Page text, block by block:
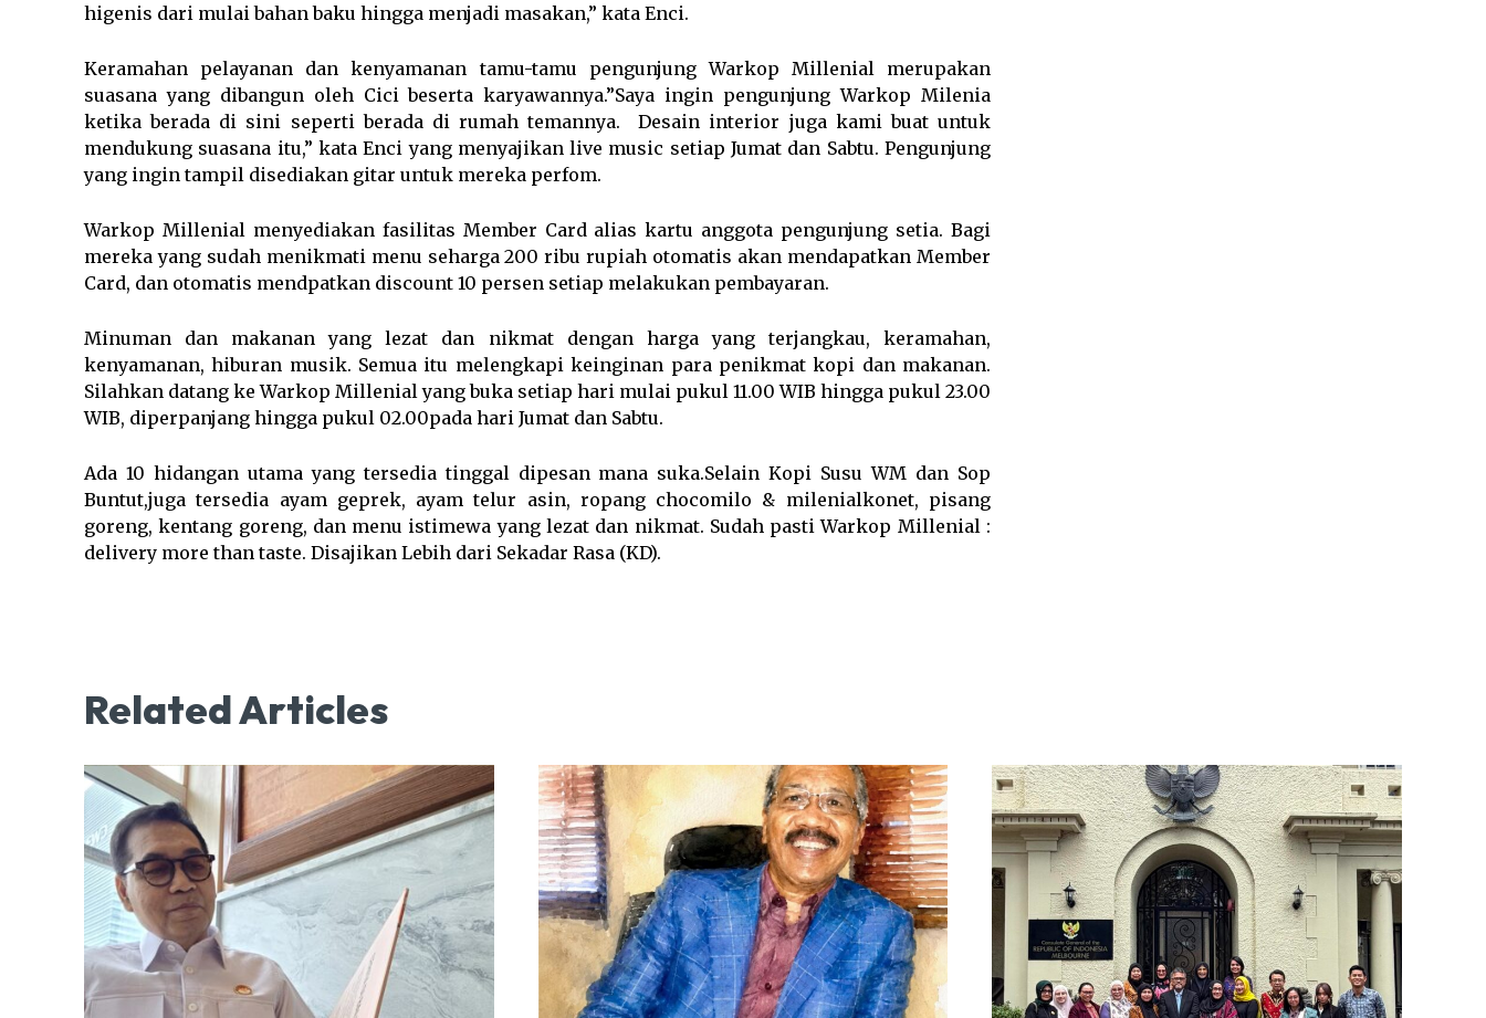
higenis dari mulai bahan baku hingga menjadi masakan,” kata Enci.
Keramahan pelayanan dan kenyamanan tamu-tamu pengunjung Warkop Millenial merupakan
suasana yang dibangun oleh Cici beserta karyawannya.”Saya ingin pengunjung Warkop Milenia
ketika berada di sini seperti berada di rumah temannya. Desain interior juga kami buat untuk
mendukung suasana itu,” kata Enci yang menyajikan live music setiap Jumat dan Sabtu. Pengunjung
yang ingin tampil disediakan gitar untuk mereka perfom.
Warkop Millenial menyediakan fasilitas Member Card alias kartu anggota pengunjung setia. Bagi
mereka yang sudah menikmati menu seharga 200 ribu rupiah otomatis akan mendapatkan Member
Card, dan otomatis mendpatkan discount 10 persen setiap melakukan pembayaran.
Minuman dan makanan yang lezat dan nikmat dengan harga yang terjangkau, keramahan,
kenyamanan, hiburan musik. Semua itu melengkapi keinginan para penikmat kopi dan makanan.
Silahkan datang ke Warkop Millenial yang buka setiap hari mulai pukul 11.00 WIB hingga pukul 23.00
WIB, diperpanjang hingga pukul 02.00pada hari Jumat dan Sabtu.
Ada 10 hidangan utama yang tersedia tinggal dipesan mana suka.Selain Kopi Susu WM dan Sop
Buntut,juga tersedia ayam geprek, ayam telur asin, ropang chocomilo & milenialkonet, pisang
goreng, kentang goreng, dan menu istimewa yang lezat dan nikmat. Sudah pasti Warkop Millenial :
delivery more than taste. Disajikan Lebih dari Sekadar Rasa (KD).
Related Articles